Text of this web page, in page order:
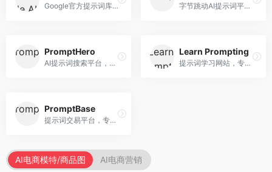
Google官方提示词库，专注于Gemini模型优化。面向开发者，提供官方提示词指南、最佳实践、示例代码等资源，权威性强。 字节跳动AI提示词平台，专注于提示词优化与管理。面向AI用户，提供提示词优化、效果测试、团队协作等服务，企业级功能完善。
PromptHero
AI提示词搜索平台，整合多种AI工具提示词资源。面向AI创作者，提供提示词搜索、模板库、社区分享等服务，提示词资源丰富。
Learn Prompting
提示词学习网站，专注于提示词工程教育。面向AI学习者，提供提示词教程、最佳实践、案例研究等资源，教学内容系统。
PromptBase
提示词交易平台，专注于高质量提示词买卖。面向AI创作者，提供提示词交易、模板购买、创作者收益等服务，提示词质量高。
AI电商模特/商品图 AI电商营销